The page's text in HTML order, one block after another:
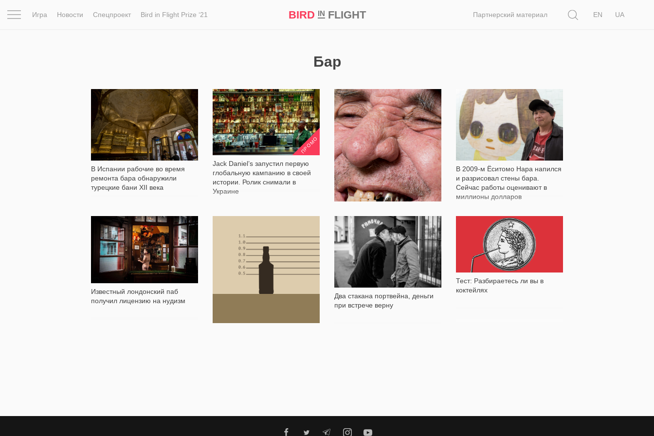
Игра Новости Спецпроект Bird in Flight Prize ‘21 BIRD INFLIGHT Партнерский материал
EN
UA
Бар
В Испании рабочие во время
ремонта бара обнаружили
турецкие бани XII века
7 259
ПРОМО
Jack Daniel’s запустил первую
глобальную кампанию в своей
истории. Ролик снимали в
Украине
8 190
Больше не пьют: Закрывшиеся
бары в глубинке
5 258
В 2009-м Ёситомо Нара напился
и разрисовал стены бара.
Сейчас работы оценивают в
миллионы долларов
6 733
Известный лондонский паб
получил лицензию на нудизм
1 469
Два стакана портвейна, деньги
при встрече верну
19 149
Тест: Разбираетесь ли вы в
коктейлях
11 807